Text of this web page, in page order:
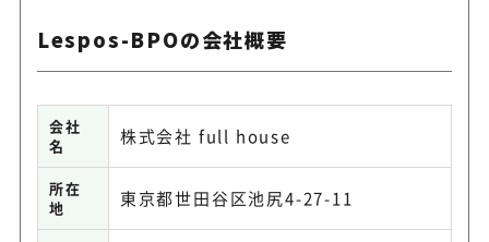
Lespos-BPOの会社概要
会社
名
株式会社 full house
所在
地
東京都世田谷区池尻4-27-11